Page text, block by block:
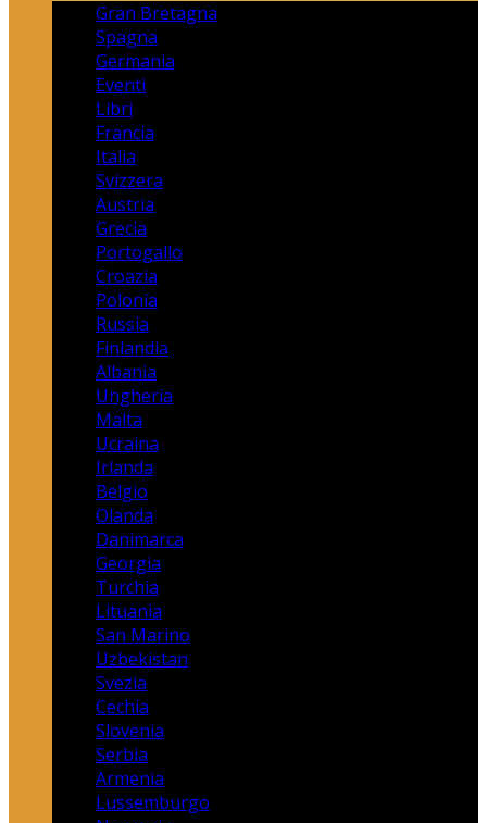
Gran Bretagna
Spagna
Germania
Eventi
Libri
Francia
Italia
Svizzera
Austria
Grecia
Portogallo
Croazia
Polonia
Russia
Finlandia
Albania
Ungheria
Malta
Ucraina
Irlanda
Belgio
Olanda
Danimarca
Georgia
Turchia
Lituania
San Marino
Uzbekistan
Svezia
Cechia
Slovenia
Serbia
Armenia
Lussemburgo